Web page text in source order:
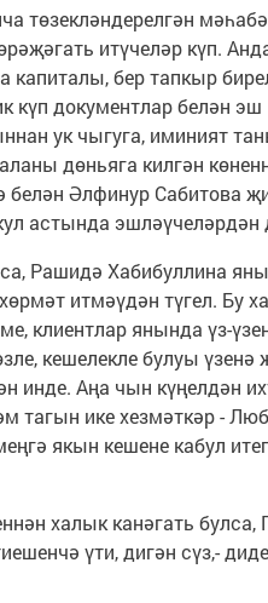
төзекләндерелгән
итүчеләр күп.
капиталы, бер тапкыр
күп документлар белән эш
ук чыгуга, иминият
дөньяга килгән
белән Әлфинур Сабитова
астында эшләүчеләрдән
Рашидә Хабибуллина
итмәүдән түгел. Бу
клиентлар янында үз-
кешелекле булуы үзенә
инде. Аңа чын күңелдән
тагын ике хезмәткәр -
якын кешене кабул
халык канәгать
үти, дигән сүз,-